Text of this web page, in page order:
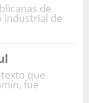
de
industrial de
que
fue